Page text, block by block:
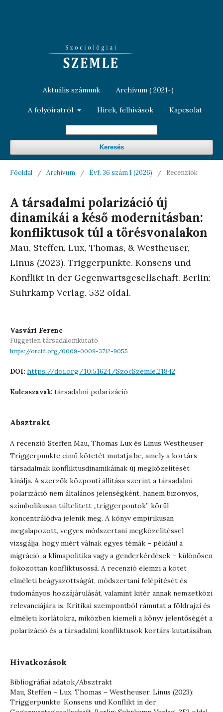
Aktuális számunk Archívum ( 2021-)
A folyóiratról Hírek, felhívások Kapcsolat
Keresés
Főoldal / Archívum / Évf. 36 szám 1 (2026) / Recenziók
A társadalmi polarizáció új
dinamikái a késő modernitásban:
konfliktusok túl a törésvonalakon
Mau, Steffen, Lux, Thomas, & Westheuser,
Linus (2023). Triggerpunkte. Konsens und
Konflikt in der Gegenwartsgesellschaft. Berlin:
Suhrkamp Verlag. 532 oldal.
Vasvári Ferenc
Független társadalomkutató
https://orcid.org/0009-0009-3712-9055
DOI: https://doi.org/10.51624/SzocSzemle.21842
Kulcsszavak: társadalmi polarizáció
Absztrakt
A recenzió Steffen Mau, Thomas Lux és Linus Westheuser
Triggerpunkte című kötetét mutatja be, amely a kortárs
társadalmak konfliktusdinamikáinak új megközelítését
kínálja. A szerzők központi állítása szerint a társadalmi
polarizáció nem általános jelenségként, hanem bizonyos,
szimbolikusan túltelített „triggerpontok” körül
koncentrálódva jelenik meg. A könyv empirikusan
megalapozott, vegyes módszertani megközelítéssel
vizsgálja, hogy miért válnak egyes témák – például a
migráció, a klímapolitika vagy a genderkérdések – különösen
fokozottan konfliktusossá. A recenzió elemzi a kötet
elméleti beágyazottságát, módszertani felépítését és
tudományos hozzájárulását, valamint kitér annak nemzetközi
relevanciájára is. Kritikai szempontból rámutat a földrajzi és
elméleti korlátokra, miközben kiemeli a könyv jelentőségét a
polarizáció és a társadalmi konfliktusok kortárs kutatásában.
Hivatkozások
Bibliográfiai adatok/Absztrakt
Mau, Steffen – Lux, Thomas – Westheuser, Linus (2023):
Triggerpunkte. Konsens und Konflikt in der